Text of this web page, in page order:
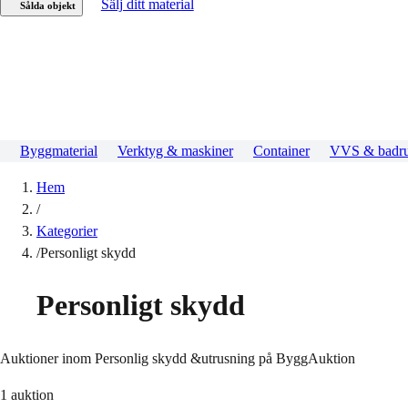
Sålda objekt Sälj ditt material
Byggmaterial Verktyg & maskiner Container VVS &
Hem
/
Kategorier
/Personligt skydd
Personligt skydd
Auktioner inom Personlig skydd &utrusning på ByggAuktion
1 auktion